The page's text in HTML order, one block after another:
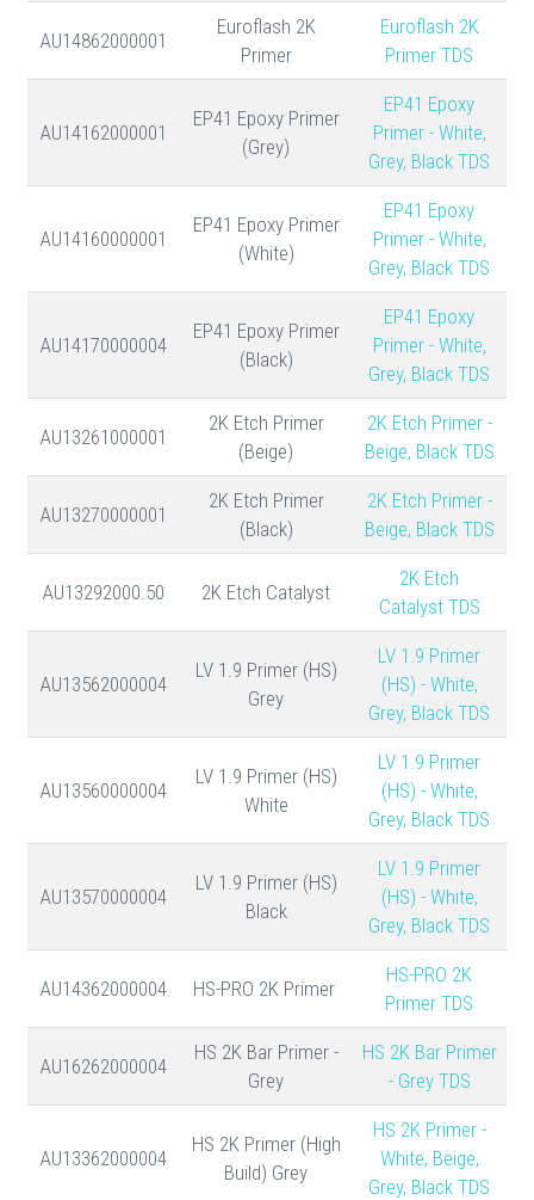
AU14862000001
Euroflash 2K
Primer
Euroflash 2K
Primer TDS
AU14162000001
EP41 Epoxy Primer
(Grey)
EP41 Epoxy
Primer - White,
Grey, Black TDS
AU14160000001
EP41 Epoxy Primer
(White)
EP41 Epoxy
Primer - White,
Grey, Black TDS
AU14170000004
EP41 Epoxy Primer
(Black)
EP41 Epoxy
Primer - White,
Grey, Black TDS
AU13261000001
2K Etch Primer
(Beige)
2K Etch Primer -
Beige, Black TDS
AU13270000001
2K Etch Primer
(Black)
2K Etch Primer -
Beige, Black TDS
AU13292000.50 2K Etch Catalyst
2K Etch
Catalyst TDS
AU13562000004
LV 1.9 Primer (HS)
Grey
LV 1.9 Primer
(HS) - White,
Grey, Black TDS
AU13560000004
LV 1.9 Primer (HS)
White
LV 1.9 Primer
(HS) - White,
Grey, Black TDS
AU13570000004
LV 1.9 Primer (HS)
Black
LV 1.9 Primer
(HS) - White,
Grey, Black TDS
AU14362000004 HS-PRO 2K Primer
HS-PRO 2K
Primer TDS
AU16262000004
HS 2K Bar Primer -
Grey
HS 2K Bar Primer
- Grey TDS
AU13362000004
HS 2K Primer (High
Build) Grey
HS 2K Primer -
White, Beige,
Grey, Black TDS